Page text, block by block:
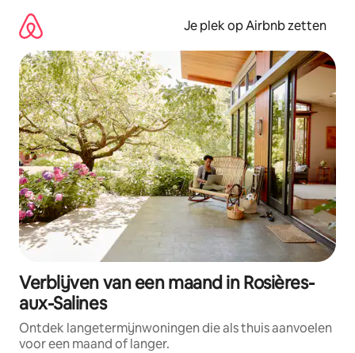
direct
naar
inhoud
Je plek op Airbnb zetten
Verblijven van een maand in Rosières-
aux-Salines
Ontdek langetermijnwoningen die als thuis aanvoelen
voor een maand of langer.